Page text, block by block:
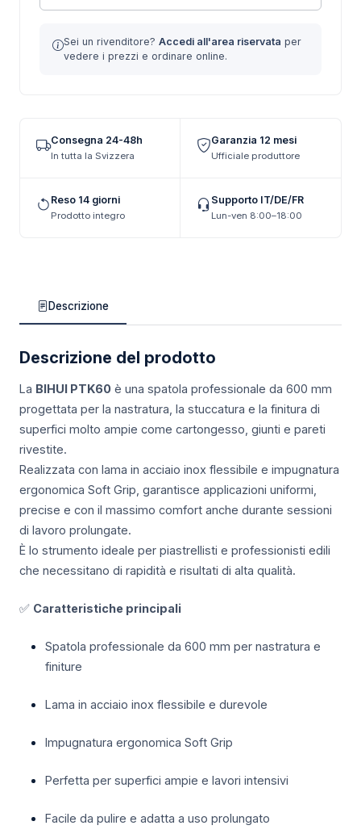
Sei un rivenditore? Accedi all'area riservata per
vedere i prezzi e ordinare online.
Consegna 24-48h
In tutta la Svizzera
Garanzia 12 mesi
Ufficiale produttore
Reso 14 giorni
Prodotto integro
Supporto IT/DE/FR
Lun-ven 8:00–18:00
Descrizione
Descrizione del prodotto
La BIHUI PTK60 è una spatola professionale da 600 mm
progettata per la nastratura, la stuccatura e la finitura di
superfici molto ampie come cartongesso, giunti e pareti
rivestite.
Realizzata con lama in acciaio inox flessibile e impugnatura
ergonomica Soft Grip, garantisce applicazioni uniformi,
precise e con il massimo comfort anche durante sessioni
di lavoro prolungate.
È lo strumento ideale per piastrellisti e professionisti edili
che necessitano di rapidità e risultati di alta qualità.
✅ Caratteristiche principali
Spatola professionale da 600 mm per nastratura e
finiture
Lama in acciaio inox flessibile e durevole
Impugnatura ergonomica Soft Grip
Perfetta per superfici ampie e lavori intensivi
Facile da pulire e adatta a uso prolungato